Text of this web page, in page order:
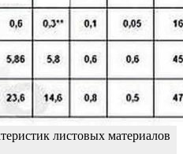
листовых материалов